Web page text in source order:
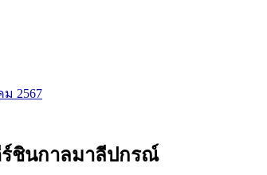
2567
ชินกาลมาลีปกรณ์